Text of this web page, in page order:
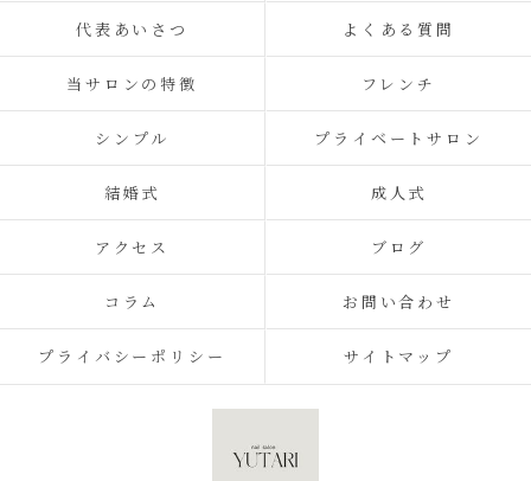
代表あいさつ よくある質問
当サロンの特徴 フレンチ
シンプル プライベートサロン
結婚式 成人式
アクセス ブログ
コラム お問い合わせ
プライバシーポリシー サイトマップ